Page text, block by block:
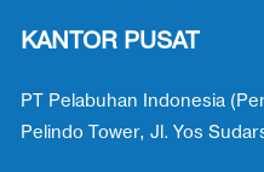
KANTOR PUSAT
PT Pelabuhan Indonesia
Pelindo Tower, Jl. Yos